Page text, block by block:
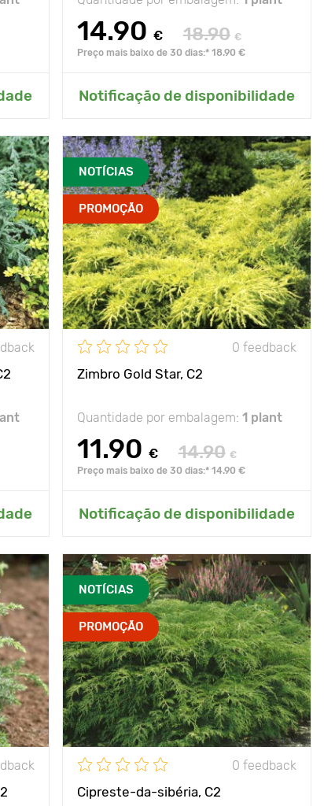
14.90 € 18.90 €
Preço mais baixo de 30 dias:* 18.90 €
Notificação de disponibilidade
Adicionar ao meu jardim
NOTÍCIAS
PROMOÇÃO
0 feedback
Zimbro Gold Star, C2
Quantidade por embalagem: 1 plant
11.90 € 14.90 €
Preço mais baixo de 30 dias:* 14.90 €
Notificação de disponibilidade
Adicionar ao meu jardim
NOTÍCIAS
PROMOÇÃO
0 feedback
Сipreste-da-sibéria, C2